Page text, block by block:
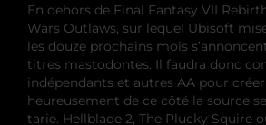
En dehors de Final Fantasy VII
Wars Outlaws, sur lequel Ubisoft
les douze prochains mois
titres mastodontes. Il faudra donc
indépendants et autres AA pour
heureusement de ce côté la source
tarie. Hellblade 2, The Plucky Squire